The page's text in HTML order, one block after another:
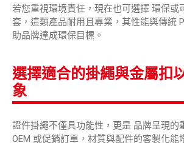
若您重視環境責任，現在也可選擇 環保或
套，這類產品耐用且專業，其性能與傳統
助品牌達成環保目標。
選擇適合的掛繩與金屬扣
象
證件掛繩不僅具功能性，更是 品牌呈現的
OEM 或促銷訂單，材質與配件的客製化能